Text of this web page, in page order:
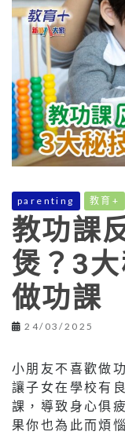
parenting 教育+
教功課
煲？3
做功課
24/03/2025
小朋友不喜歡做
讓子女在學校有
課，導致身心俱
果你也為此而煩